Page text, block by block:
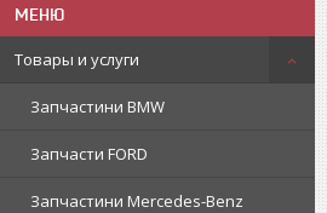
Товары и услуги
Запчастини BMW
Запчасти FORD
Запчастини Mercedes-Benz